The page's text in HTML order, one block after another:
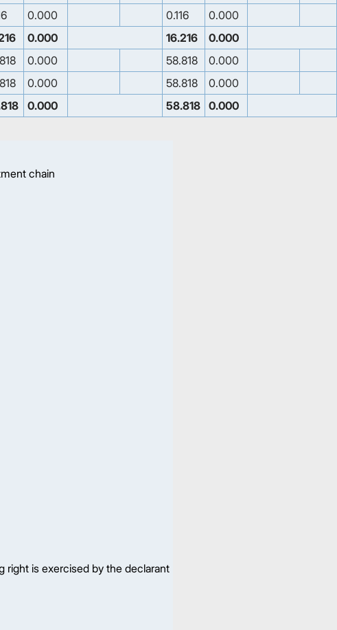
0.000 0.116
0.000
0.000 16.216
0.000
0.000 58.818
0.000
0.000 58.818
0.000
0.000 58.818 0.000
chain
right is exercised by the declarant